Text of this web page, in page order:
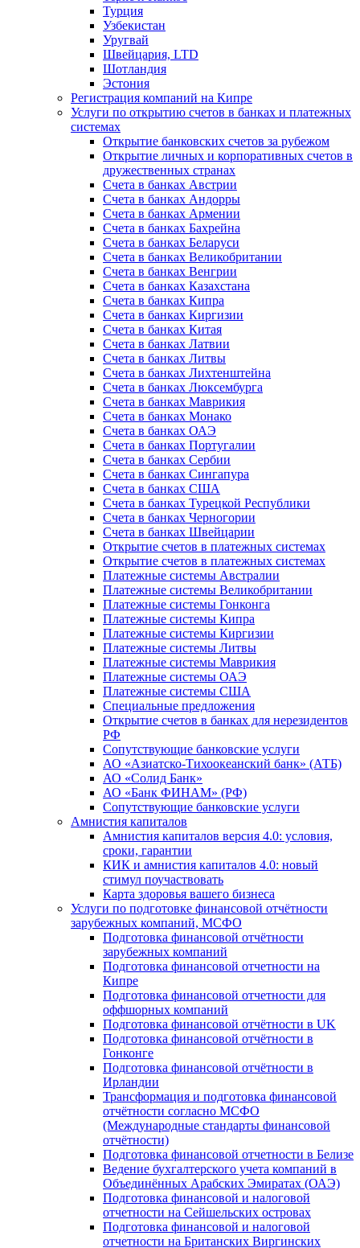
Турция
Узбекистан
Уругвай
Швейцария, LTD
Шотландия
Эстония
Регистрация компаний на Кипре
Услуги по открытию счетов в банках и платежных
системах
Открытие банковских счетов за рубежом
Открытие личных и корпоративных счетов в
дружественных странах
Счета в банках Австрии
Счета в банках Андорры
Счета в банках Армении
Счета в банках Бахрейна
Счета в банках Беларуси
Счета в банках Великобритании
Счета в банках Венгрии
Счета в банках Казахстана
Счета в банках Кипра
Счета в банках Киргизии
Счета в банках Китая
Счета в банках Латвии
Счета в банках Литвы
Счета в банках Лихтенштейна
Счета в банках Люксембурга
Счета в банках Маврикия
Счета в банках Монако
Счета в банках ОАЭ
Счета в банках Португалии
Счета в банках Сербии
Счета в банках Сингапура
Счета в банках США
Счета в банках Турецкой Республики
Счета в банках Черногории
Счета в банках Швейцарии
Открытие счетов в платежных системах
Открытие счетов в платежных системах
Платежные системы Австралии
Платежные системы Великобритании
Платежные системы Гонконга
Платежные системы Кипра
Платежные системы Киргизии
Платежные системы Литвы
Платежные системы Маврикия
Платежные системы ОАЭ
Платежные системы США
Специальные предложения
Открытие счетов в банках для нерезидентов
РФ
Сопутствующие банковские услуги
АО «Азиатско-Тихоокеанский банк» (АТБ)
АО «Солид Банк»
АО «Банк ФИНАМ» (РФ)
Сопутствующие банковские услуги
Амнистия капиталов
Амнистия капиталов версия 4.0: условия,
сроки, гарантии
КИК и амнистия капиталов 4.0: новый
стимул поучаствовать
Карта здоровья вашего бизнеса
Услуги по подготовке финансовой отчётности
зарубежных компаний, МСФО
Подготовка финансовой отчётности
зарубежных компаний
Подготовка финансовой отчетности на
Кипре
Подготовка финансовой отчетности для
оффшорных компаний
Подготовка финансовой отчётности в UK
Подготовка финансовой отчётности в
Гонконге
Подготовка финансовой отчётности в
Ирландии
Трансформация и подготовка финансовой
отчётности согласно МСФО
(Международные стандарты финансовой
отчётности)
Подготовка финансовой отчетности в Белизе
Ведение бухгалтерского учета компаний в
Объединённых Арабских Эмиратах (ОАЭ)
Подготовка финансовой и налоговой
отчетности на Сейшельских островах
Подготовка финансовой и налоговой
отчетности на Британских Виргинских